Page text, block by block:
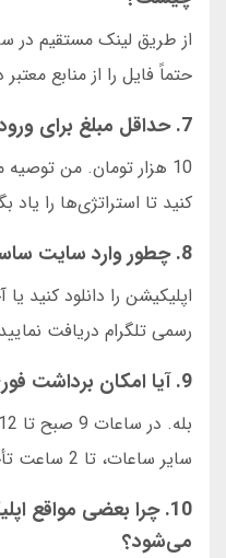
حتماً فایل را از منابع معتبر
7. حداقل مبلغ برای ورود به بازی انفجار چقدر است؟
کنید تا استراتژی‌ها را یاد
8. چطور وارد سایت ساسی بت شویم اگر فیلتر است؟
اپلیکیشن را دانلود کنید
رسمی تلگرام دریافت
9. آیا امکان برداشت فوری وجود دارد؟
سایر ساعات، تا 2 ساعت تأخیر دارد.
10. چرا بعضی مواقع
می‌شود؟